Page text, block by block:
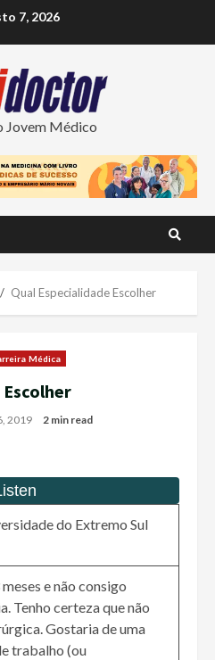
7, 2026
Jovem Médico
Qual Especialidade Escolher
Médica
2019 2 min read
do Extremo Sul
e não consigo
Tenho certeza que não
Gostaria de uma
trabalho (ou